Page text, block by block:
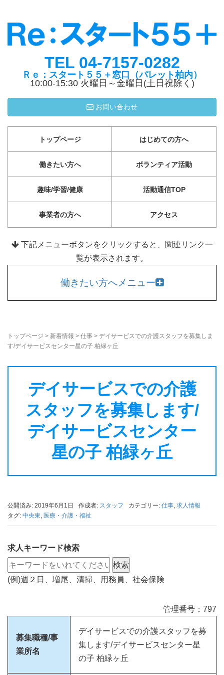
TEL 04-7157-0282
Ｒｅ：スタート５５＋窓口（パレット柏内）
10:00-15:30 火曜日～金曜日(土日祝除く)
お問い合わせ
トップページ はじめての方へ
働きたい方へ ボランティア活動
趣味/学習/健康 活動通信TOP
事業者の方へ アクセス
下記メニューボタンをクリックすると、関連リンク一
覧が表示されます。
働きたい方へメニュー
トップページ > 新着情報 > 仕事 > デイサービスでの介護スタッフを募集しま
す/デイサービスセンター星の子 柏緑ヶ丘
デイサービスでの介護
スタッフを募集します/
デイサービスセンター
星の子 柏緑ヶ丘
公開済み: 2019年6月1日 作成者: スタッフ カテゴリー: 仕事, 求人情報
タグ: 中央東, 医療・介護・福祉
求人キーワード検索
(例)週２日、増尾、清掃、用務員、社会保険
管理番号：797
募集職種/事
業所名
デイサービスでの介護スタッフを募
集します/デイサービスセンター星
の子 柏緑ヶ丘